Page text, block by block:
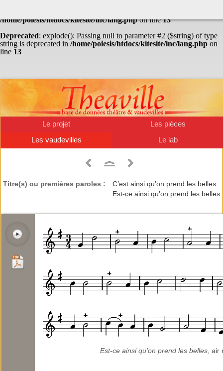
/home/poiesis/htdocs/kitesite/inc/lang.phpon line13
Deprecated: explode(): Passing null to parameter #2 ($string) of type
string is deprecated in /home/poiesis/htdocs/kitesite/inc/lang.php on
line 13
Le projet
Les pièces
Les vaudevilles
Le lab
Titre(s) ou premières paroles :
C’est ainsi qu’on prend les belles
Est-ce ainsi qu'on prend les belles
Est-ce ainsi qu'on prend les belles, air